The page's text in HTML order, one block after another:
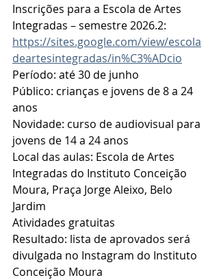
Inscrições para a Escola de Artes
Integradas – semestre 2026.2:
https://sites.google.com/view/escola
deartesintegradas/in%C3%ADcio
Período: até 30 de junho
Público: crianças e jovens de 8 a 24
anos
Novidade: curso de audiovisual para
jovens de 14 a 24 anos
Local das aulas: Escola de Artes
Integradas do Instituto Conceição
Moura, Praça Jorge Aleixo, Belo
Jardim
Atividades gratuitas
Resultado: lista de aprovados será
divulgada no Instagram do Instituto
Conceição Moura